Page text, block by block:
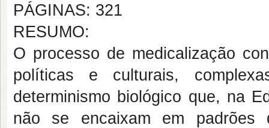
PÁGINAS: 321
RESUMO:
O processo de medicalização
políticas e culturais,
determinismo biológico que, na
não se encaixam em padrões